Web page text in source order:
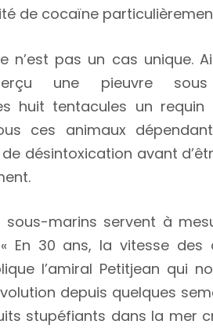
de cocaïne
n’est pas un cas unique.
une pieuvre sous
huit tentacules un requin
ces animaux
désintoxication avant
sous-marins servent à
En 30 ans, la vitesse
l’amiral Petitjean qui
depuis quelques
stupéfiants dans la mer